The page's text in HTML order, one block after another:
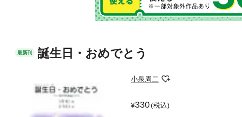
最新刊 誕生日・おめでとう
小泉周二
330(税込)